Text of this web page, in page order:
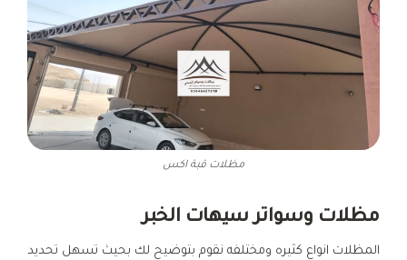
مظلات قبة اكس
مظلات وسواتر سيهات الخبر
المظلات انواع كثيره ومختلفه نقوم بتوضيح لك بحيث تسهل تحديد